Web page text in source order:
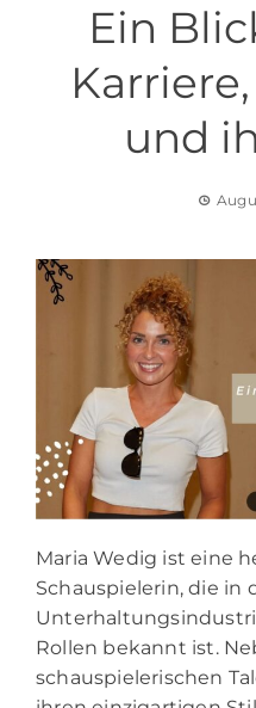
Ein
und
Maria Wedig ist eine
Schauspielerin, die in
Rollen bekannt ist.
schauspielerischen